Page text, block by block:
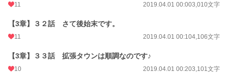
11 2019.04.01 00:003,010文字
【3章】３２話 さて後始末です。
11 2019.04.01 00:104,106文字
【3章】３３話 拡張タウンは順調なのです♪
10 2019.04.01 00:203,101文字